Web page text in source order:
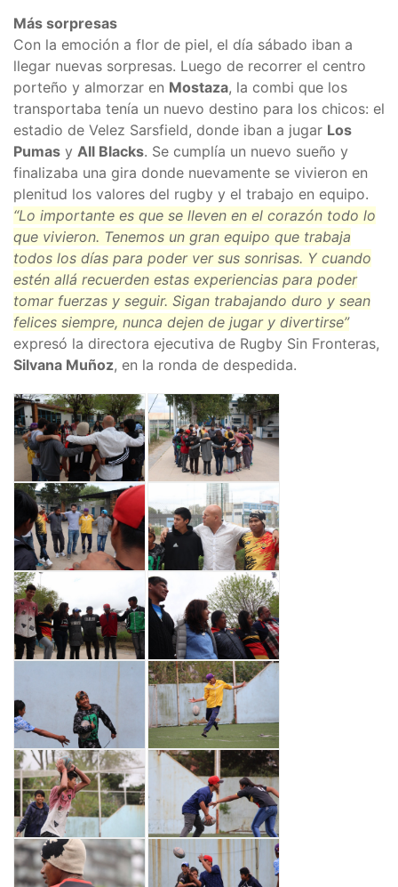
Más sorpresas
Con la emoción a flor de piel, el día sábado iban a
llegar nuevas sorpresas. Luego de recorrer el centro
porteño y almorzar en Mostaza, la combi que los
transportaba tenía un nuevo destino para los chicos: el
estadio de Velez Sarsfield, donde iban a jugar Los
Pumas y All Blacks. Se cumplía un nuevo sueño y
finalizaba una gira donde nuevamente se vivieron en
plenitud los valores del rugby y el trabajo en equipo.
“Lo importante es que se lleven en el corazón todo lo
que vivieron. Tenemos un gran equipo que trabaja
todos los días para poder ver sus sonrisas. Y cuando
estén allá recuerden estas experiencias para poder
tomar fuerzas y seguir. Sigan trabajando duro y sean
felices siempre, nunca dejen de jugar y divertirse”
expresó la directora ejecutiva de Rugby Sin Fronteras,
Silvana Muñoz, en la ronda de despedida.